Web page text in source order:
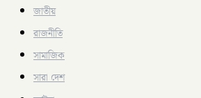
জাতীয়
রাজনীতি
সামাজিক
সারা দেশ